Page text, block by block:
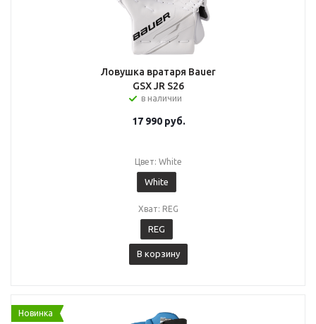
Ловушка вратаря Bauer
GSX JR S26
в наличии
17 990руб.
Цвет: White
White
Хват: REG
REG
В корзину
Новинка